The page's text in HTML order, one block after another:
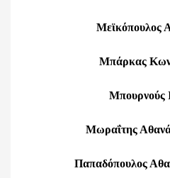
Μεϊκόπουλος
Μπάρκας
Μπουρνούς
Μωραΐτης
Παπαδόπουλος